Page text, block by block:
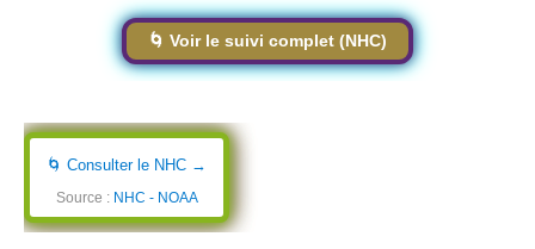
🌀 Voir le suivi complet (NHC)
🌀 Consulter le NHC →
Source : NHC - NOAA